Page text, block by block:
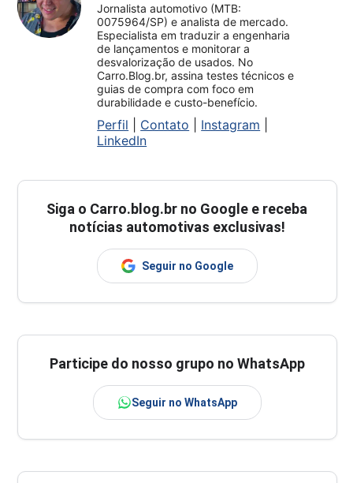
Jornalista automotivo (MTB:
0075964/SP) e analista de mercado.
Especialista em traduzir a engenharia
de lançamentos e monitorar a
desvalorização de usados. No
Carro.Blog.br, assina testes técnicos e
guias de compra com foco em
durabilidade e custo-benefício.
Perfil Contato Instagram
LinkedIn
Siga o Carro.blog.br no Google e receba
notícias automotivas exclusivas!
Seguir no Google
Participe do nosso grupo no WhatsApp
Seguir no WhatsApp